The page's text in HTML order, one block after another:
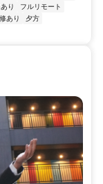
り
フルリモート
あり
夕方